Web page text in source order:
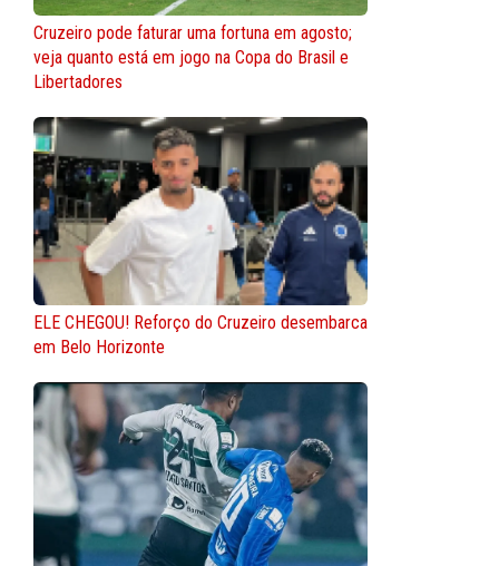
Cruzeiro pode faturar uma fortuna em agosto;
veja quanto está em jogo na Copa do Brasil e
Libertadores
ELE CHEGOU! Reforço do Cruzeiro desembarca
em Belo Horizonte